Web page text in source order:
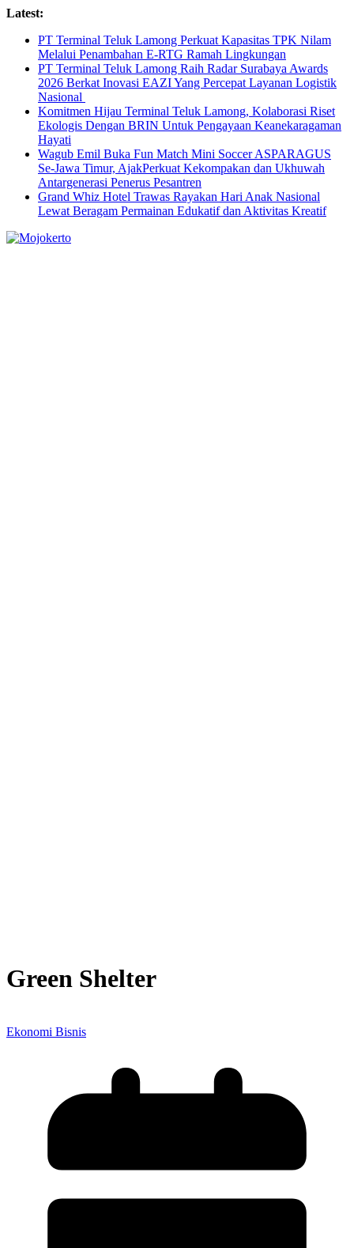
Skip
content
Latest:
PT Terminal Teluk Lamong Perkuat Kapasitas TPK Nilam
Melalui Penambahan E-RTG Ramah Lingkungan
PT Terminal Teluk Lamong Raih Radar Surabaya Awards
2026 Berkat Inovasi EAZI Yang Percepat Layanan Logistik
Nasional
Komitmen Hijau Terminal Teluk Lamong, Kolaborasi Riset
Ekologis Dengan BRIN Untuk Pengayaan Keanekaragaman
Hayati
Wagub Emil Buka Fun Match Mini Soccer ASPARAGUS
Se-Jawa Timur, AjakPerkuat Kekompakan dan Ukhuwah
Antargenerasi Penerus Pesantren
Grand Whiz Hotel Trawas Rayakan Hari Anak Nasional
Lewat Beragam Permainan Edukatif dan Aktivitas Kreatif
Green Shelter
Ekonomi Bisnis